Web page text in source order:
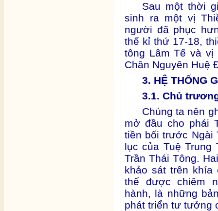
Sau một thời
sinh ra một vị
người đã phục
thế kỉ thứ 17-18,
tông Lâm Tế và
Chân Nguyên Huệ
3. HỆ THỐNG
3.1. Chủ
Chúng ta nên
mở đầu cho phái
tiền bối trước Ngài
lục của Tuệ
Trần Thái Tông.
khảo sát trên khía
thể được chiêm
hành, là những
phát triển tư tưởng